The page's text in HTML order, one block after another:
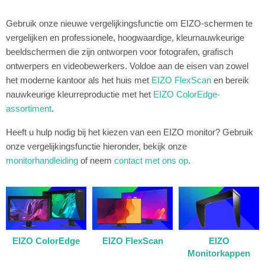
Gebruik onze nieuwe vergelijkingsfunctie om EIZO-schermen te
vergelijken en professionele, hoogwaardige, kleurnauwkeurige
beeldschermen die zijn ontworpen voor fotografen, grafisch
ontwerpers en videobewerkers. Voldoe aan de eisen van zowel
het moderne kantoor als het huis met EIZO FlexScan en bereik
nauwkeurige kleurreproductie met het EIZO ColorEdge-
assortiment.
Heeft u hulp nodig bij het kiezen van een EIZO monitor? Gebruik
onze vergelijkingsfunctie hieronder, bekijk onze
monitorhandleiding of neem contact met ons op.
EIZO ColorEdge EIZO FlexScan
EIZO
Monitorkappen